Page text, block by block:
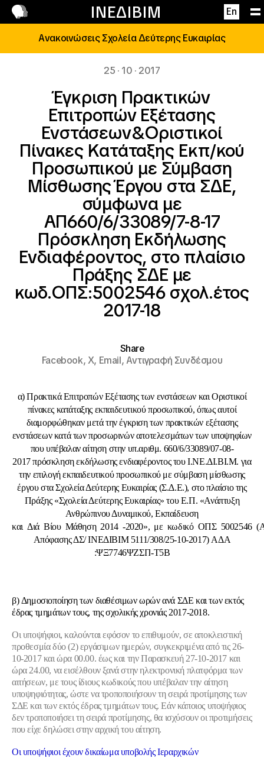
ΙΝΕΔΙΒΙΜ En
Επικοινωνία
Ανακοινώσεις Σχολεία Δεύτερης Ευκαιρίας
25 · 10 · 2017
Έγκριση Πρακτικών
Επιτροπών Εξέτασης
Ενστάσεων&Οριστικοί
Πίνακες Κατάταξης Εκπ/κού
Προσωπικού με Σύμβαση
Μίσθωσης Έργου στα ΣΔΕ,
σύμφωνα με
ΑΠ660/6/33089/7-8-17
Πρόσκληση Εκδήλωσης
Ενδιαφέροντος, στο πλαίσιο
Πράξης ΣΔΕ με
κωδ.ΟΠΣ:5002546 σχολ.έτος
2017-18
Share
Facebook,X, Email,Αντιγραφή Συνδέσμου
α) Πρακτικά Επιτροπών Εξέτασης των ενστάσεων και Οριστικοί
πίνακες κατάταξης εκπαιδευτικού προσωπικού, όπως αυτοί
διαμορφώθηκαν μετά την έγκριση των πρακτικών εξέτασης
ενστάσεων κατά των προσωρινών αποτελεσμάτων των υποψηφίων
που υπέβαλαν αίτηση στην υπ.αριθμ. 660/6/33089/07-08-
2017 πρόσκληση εκδήλωσης ενδιαφέροντος του Ι.ΝΕ.ΔΙ.ΒΙ.Μ. για
την επιλογή εκπαιδευτικού προσωπικού με σύμβαση μίσθωσης
έργου στα Σχολεία Δεύτερης Ευκαιρίας (Σ.Δ.Ε.), στο πλαίσιο της
Πράξης «Σχολεία Δεύτερης Ευκαιρίας» του Ε.Π. «Ανάπτυξη
Ανθρώπινου Δυναμικού, Εκπαίδευση
και Διά Βίου Μάθηση 2014 -2020», με κωδικό ΟΠΣ 5002546
Απόφασης ΔΣ/ ΙΝΕΔΙΒΙΜ 5111/308/25-10-2017) ΑΔΑ
:ΨΞ7746ΨΖΣΠ-Τ5Β
β) Δημοσιοποίηση των διαθέσιμων ωρών ανά ΣΔΕ και των εκτός
έδρας τμημάτων τους, της σχολικής χρονιάς 2017-2018.
Oι υποψήφιοι, καλούνται εφόσον το επιθυμούν, σε αποκλειστική
προθεσμία δύο (2) εργάσιμων ημερών, συγκεκριμένα από τις 26-
10-2017 και ώρα 00.00. έως και την Παρασκευή 27-10-2017 και
ώρα 24.00, να εισέλθουν ξανά στην ηλεκτρονική πλατφόρμα των
αιτήσεων, με τους ίδιους κωδικούς που υπέβαλαν την αίτηση
υποψηφιότητας, ώστε να τροποποιήσουν τη σειρά προτίμησης των
ΣΔΕ και των εκτός έδρας τμημάτων τους. Εάν κάποιος υποψήφιος
δεν τροποποιήσει τη σειρά προτίμησης, θα ισχύσουν οι προτιμήσεις
που είχε δηλώσει στην αρχική του αίτηση.
Οι υποψήφιοι έχουν δικαίωμα υποβολής Ιεραρχικών